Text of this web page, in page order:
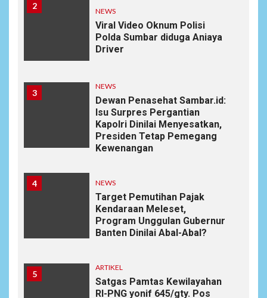
2
NEWS
Viral Video Oknum Polisi
Polda Sumbar diduga Aniaya
Driver
3
NEWS
Dewan Penasehat Sambar.id:
Isu Surpres Pergantian
Kapolri Dinilai Menyesatkan,
Presiden Tetap Pemegang
Kewenangan
4 NEWS
Target Pemutihan Pajak
Kendaraan Meleset,
Program Unggulan Gubernur
Banten Dinilai Abal-Abal?
5
ARTIKEL
Satgas Pamtas Kewilayahan
RI-PNG yonif 645/gty. Pos